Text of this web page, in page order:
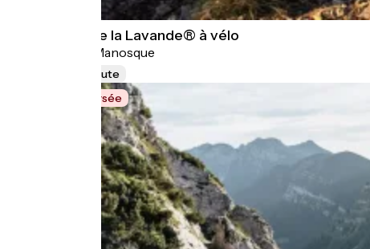
Les Routes de la Lavande® à vélo
Montélimar > Manosque
Route
Grande Traversée